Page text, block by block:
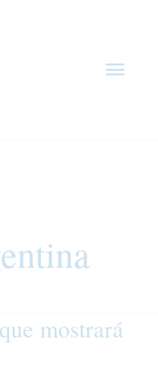
mostrará